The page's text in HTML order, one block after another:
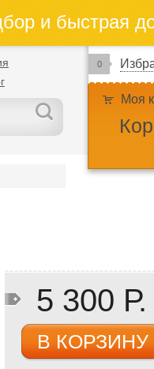
и быстрая
0
Моя
5 300 Р.
В КОРЗИНУ